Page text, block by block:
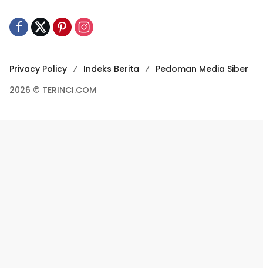
Privacy Policy Indeks Berita
Pedoman Media Siber
2026 © TERINCI.COM